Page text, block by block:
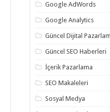
Google AdWords
Google Analytics
Güncel Dijital
Güncel SEO Haberleri
İçerik Pazarlama
SEO Makaleleri
Sosyal Medya